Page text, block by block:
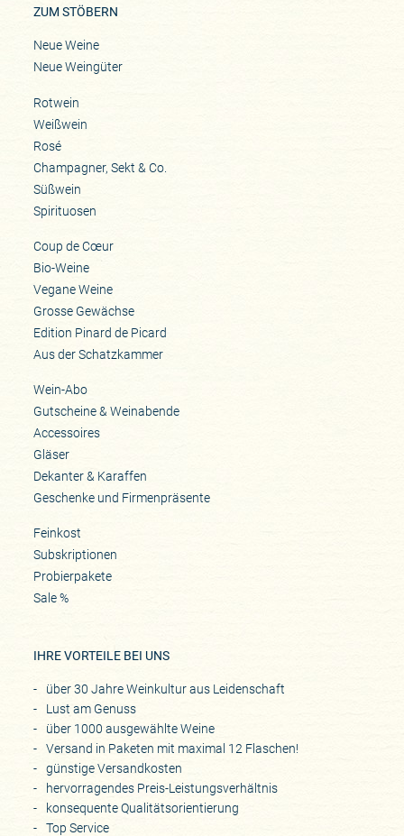
ZUM STÖBERN
Neue Weine
Neue Weingüter
Rotwein
Weißwein
Rosé
Champagner, Sekt & Co.
Süßwein
Spirituosen
Coup de Cœur
Bio-Weine
Vegane Weine
Grosse Gewächse
Edition Pinard de Picard
Aus der Schatzkammer
Wein-Abo
Gutscheine & Weinabende
Accessoires
Gläser
Dekanter & Karaffen
Geschenke und Firmenpräsente
Feinkost
Subskriptionen
Probierpakete
Sale %
IHRE VORTEILE BEI UNS
über 30 Jahre Weinkultur aus Leidenschaft
Lust am Genuss
über 1000 ausgewählte Weine
Versand in Paketen mit maximal 12 Flaschen!
günstige Versandkosten
hervorragendes Preis-Leistungsverhältnis
konsequente Qualitätsorientierung
Top Service